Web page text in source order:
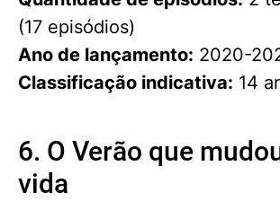
(17 episódios)
Ano de lançamento: 2020-
Classificação indicativa: 14
6. O Verão que
vida